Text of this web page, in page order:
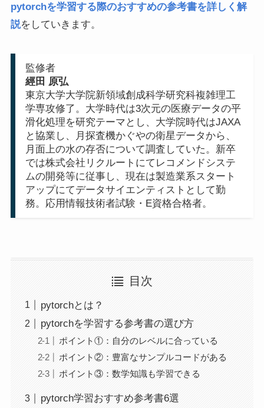
pytorchを学習する際のおすすめの参考書を詳しく解
説をしていきます。
監修者
經田 原弘
東京大学大学院新領域創成科学研究科複雑理工
学専攻修了。大学時代は3次元の医療データの平
滑化処理を研究テーマとし、大学院時代はJAXA
と協業し、月探査機かぐやの衛星データから、
月面上の水の存否について調査していた。新卒
では株式会社リクルートにてレコメンドシステ
ムの開発等に従事し、現在は製造業系スタート
アップにてデータサイエンティストとして勤
務。応用情報技術者試験・E資格合格者。
目次
pytorchとは？
pytorchを学習する参考書の選び方
ポイント①：自分のレベルに合っている
ポイント②：豊富なサンプルコードがある
ポイント③：数学知識も学習できる
pytorch学習おすすめ参考書6選